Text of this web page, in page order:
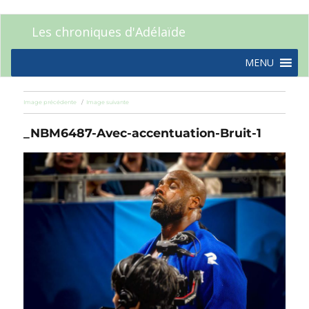
Les chroniques d'Adélaïde
MENU
Image précédente Image suivante
_NBM6487-Avec-accentuation-Bruit-1